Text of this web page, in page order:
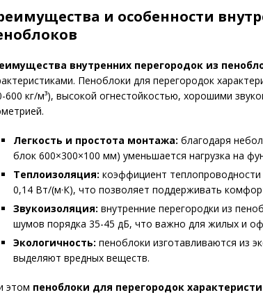
и особенности
внутренних перегородок из
Пеноблоки для перегородок
600 кг/м³), высокой огнестойкостью, хорошими
Легкость и простота монтажа: благодаря
блок 600×300×100 мм) уменьшается нагрузка на
Теплоизоляция: коэффициент
0,14 Вт/(м·К), что позволяет поддерживать
Звукоизоляция: внутренние перегородки из
шумов порядка 35-45 дБ, что важно для жилых и
Экологичность: пеноблоки изготавливаются из
выделяют вредных веществ.
этом пеноблоки для перегородок